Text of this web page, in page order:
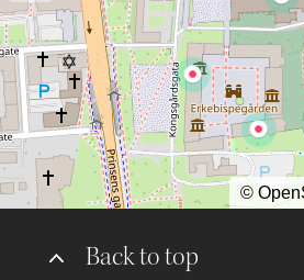
Back to top
©